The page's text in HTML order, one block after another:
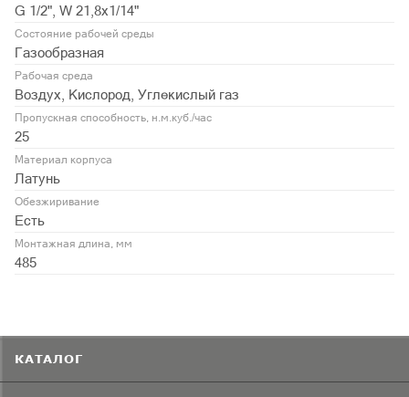
G 1/2", W 21,8x1/14"
Состояние рабочей среды
Газообразная
Рабочая среда
Воздух, Кислород, Углекислый газ
Пропускная способность, н.м.куб./час
25
Материал корпуса
Латунь
Обезжиривание
Есть
Монтажная длина, мм
485
КАТАЛОГ